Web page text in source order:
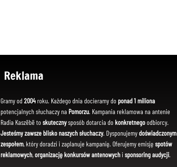
Reklama
Gramy od 2004roku. Każdego dnia docieramy do ponad 1 miliona
potencjalnych słuchaczy na Pomorzu. Kampania reklamowa na antenie
Radia Kaszëbë toskutecznysposób dotarcia dokonkretnegoodbiorcy.
Jesteśmy zawsze blisko naszych słuchaczy. Dysponujemydoświadczonym
zespołem, który doradzi i zaplanuje kampanię. Oferujemy emisję spotów
reklamowych,organizację konkursów antenowychi sponsoring audycji.